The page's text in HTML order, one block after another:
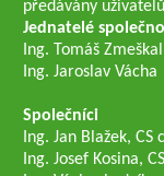
předávány
Jednatelé
Ing. Tomáš Zmeškal
Ing. Jaroslav Vácha
Společníci
Ing. Jan Blažek, CS
Ing. Josef Kosina,